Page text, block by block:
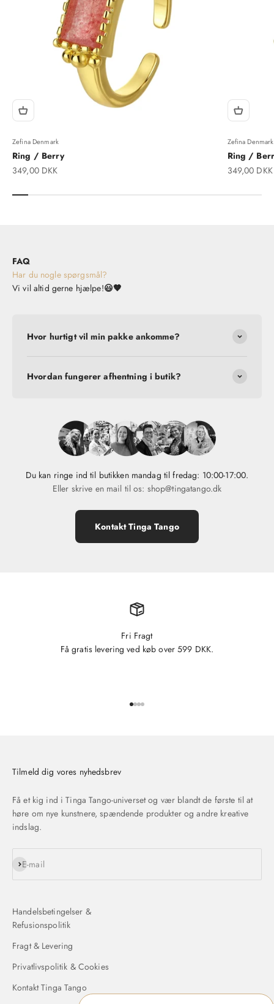
Zefina Denmark
Ring / Berry
Salgspris
349,00 DKK
Zefina Denmark
Ring /
Salgspris
349,00 DKK
FAQ
Har du nogle spørgsmål?
Vi vil altid gerne hjælpe!😃🤎
Hvor hurtigt vil min pakke ankomme?
Hvordan fungerer afhentning i butik?
Du kan ringe ind til butikken mandag til fredag: 10:00-17:00.
Eller skrive en mail til os: shop@tingatango.dk
Kontakt Tinga Tango
Fri Fragt
Få gratis levering ved køb over 599 DKK.
Tilmeld dig vores nyhedsbrev
Få et kig ind i Tinga Tango-universet og vær blandt de første til at
høre om nye kunstnere, spændende produkter og andre kreative
indslag.
E-mail
Abonnér
Handelsbetingelser &
Refusionspolitik
Fragt & Levering
Privatlivspolitik & Cookies
Kontakt Tinga Tango